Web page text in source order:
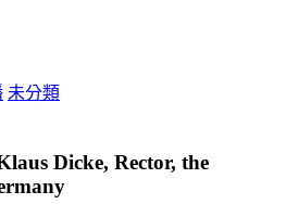
未分類
Dicke, Rector, the